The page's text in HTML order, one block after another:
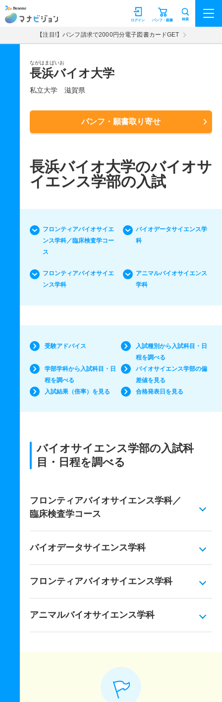
マナビジョン パンフ・願書
ログイン 検索
【注目!】パンフ請求で2000円分電子図書カードGET
ながはまばいお
長浜バイオ大学
私立大学 滋賀県
パンフ・願書取り寄せ
長浜バイオ大学のバイオサ
イエンス学部の入試
フロンティアバイオサイエ
ンス学科／臨床検査学コー
ス
バイオデータサイエンス学
科
フロンティアバイオサイエ
ンス学科
アニマルバイオサイエンス
学科
受験アドバイス
入試種別から入試科目・日
程を調べる
学部学科から入試科目・日
程を調べる
バイオサイエンス学部の偏
差値を見る
入試結果（倍率）を見る
合格発表日を見る
バイオサイエンス学部の入試科
目・日程を調べる
フロンティアバイオサイエンス学科／
臨床検査学コース
バイオデータサイエンス学科
フロンティアバイオサイエンス学科
アニマルバイオサイエンス学科